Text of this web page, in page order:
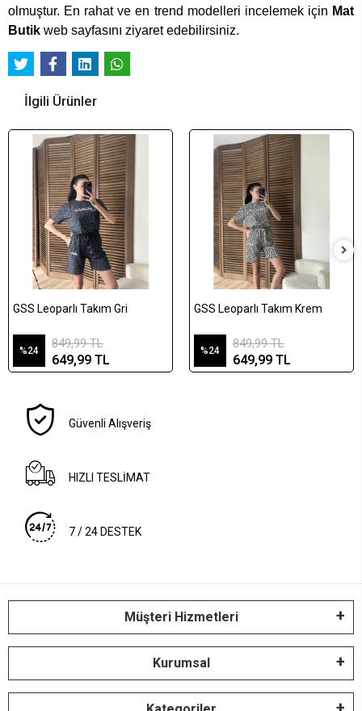
olmuştur. En rahat ve en trend modelleri incelemek için Mat
Butik web sayfasını ziyaret edebilirsiniz.
İlgili Ürünler
GSS Leoparlı Takım Gri
%24
849,99 TL
649,99 TL
GSS Leoparlı Takım Krem
%24
849,99 TL
649,99 TL
Güvenli Alışveriş
HIZLI TESLİMAT
7 / 24 DESTEK
Müşteri Hizmetleri
Kurumsal